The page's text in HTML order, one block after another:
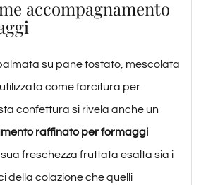
accompagnamento
su pane tostato, mescolata
come farcitura per
confettura si rivela anche un
raffinato per formaggi
sua freschezza fruttata esalta sia i
della colazione che quelli